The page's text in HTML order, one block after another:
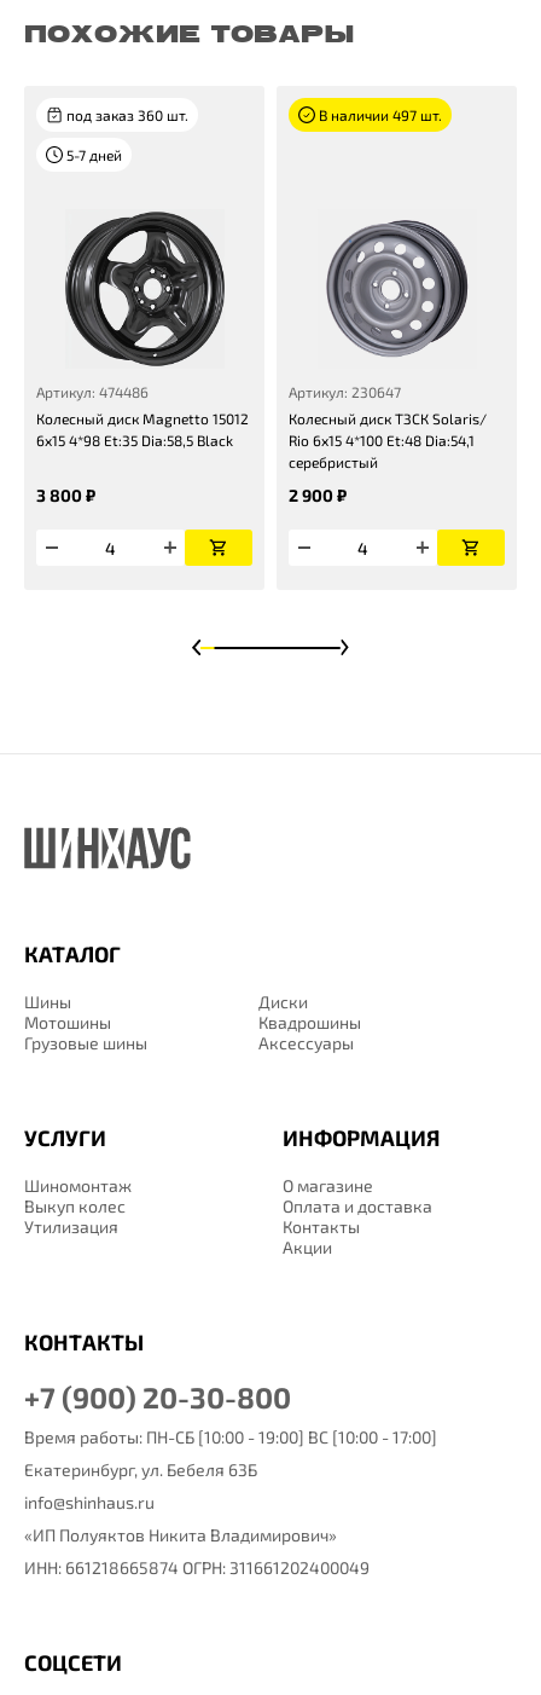
ПОХОЖИЕ ТОВАРЫ
под заказ 360 шт.
5-7 дней
Артикул: 474486
Колесный диск Magnetto 15012
6x15 4*98 Et:35 Dia:58,5 Black
3 800 ₽
В наличии 497 шт.
Артикул: 230647
Колесный диск ТЗСК Solaris/
Rio 6x15 4*100 Et:48 Dia:54,1
серебристый
2 900 ₽
КАТАЛОГ
Шины
Диски
Мотошины
Квадрошины
Грузовые шины
Аксессуары
ИНФОРМАЦИЯ
О магазине
Оплата и доставка
Контакты
Акции
УСЛУГИ
Шиномонтаж
Выкуп колес
Утилизация
КОНТАКТЫ
+7 (900) 20-30-800
Время работы: ПН-СБ [10:00 - 19:00] ВС [10:00 - 17:00]
Екатеринбург, ул. Бебеля 63Б
info@shinhaus.ru
«ИП Полуяктов Никита Владимирович»
ИНН: 661218665874 ОГРН: 311661202400049
СОЦСЕТИ